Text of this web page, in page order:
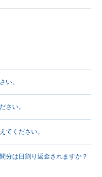
い。
さい。
てください。
分は日割り返金されますか？